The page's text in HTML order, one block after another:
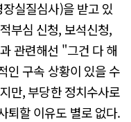
실질심사)을 받고 있
부심 신청, 보석신청,
관련해선 "그건 다 해
인 구속 상황이 있을 수
만, 부당한 정치수사로
퇴할 이유도 별로 없다.